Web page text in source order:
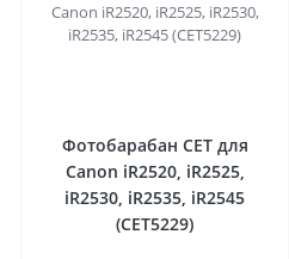
Фотобарабан CET для
Canon iR2520, iR2525,
iR2530, iR2535, iR2545
(CET5229)